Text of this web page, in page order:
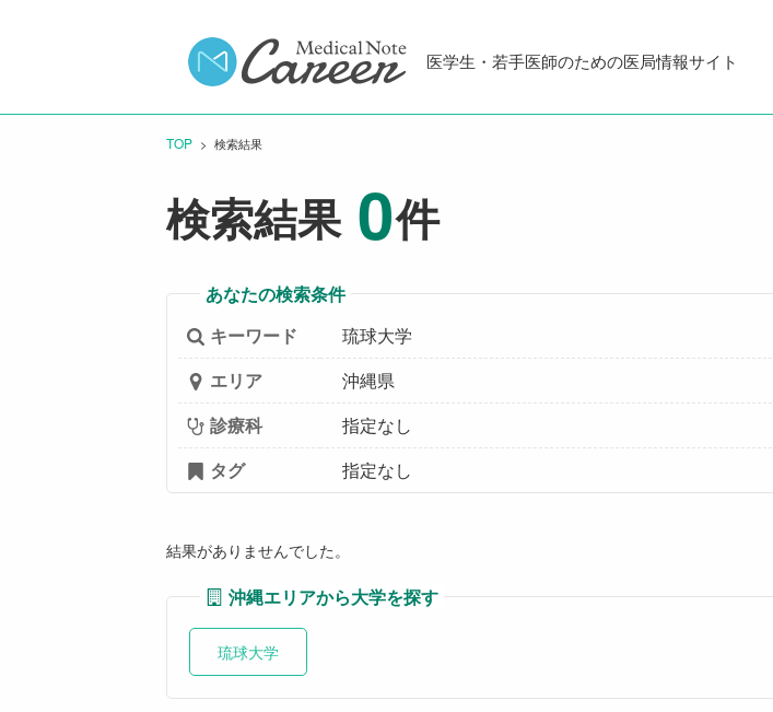
医学生・若手医師のための医局情報サイト
TOP CURRENT:
検索結果
検索結果 0件
あなたの検索条件
キーワード
琉球大学
エリア
沖縄県
診療科
指定なし
タグ
指定なし
結果がありませんでした。
沖縄エリアから大学を探す
琉球大学